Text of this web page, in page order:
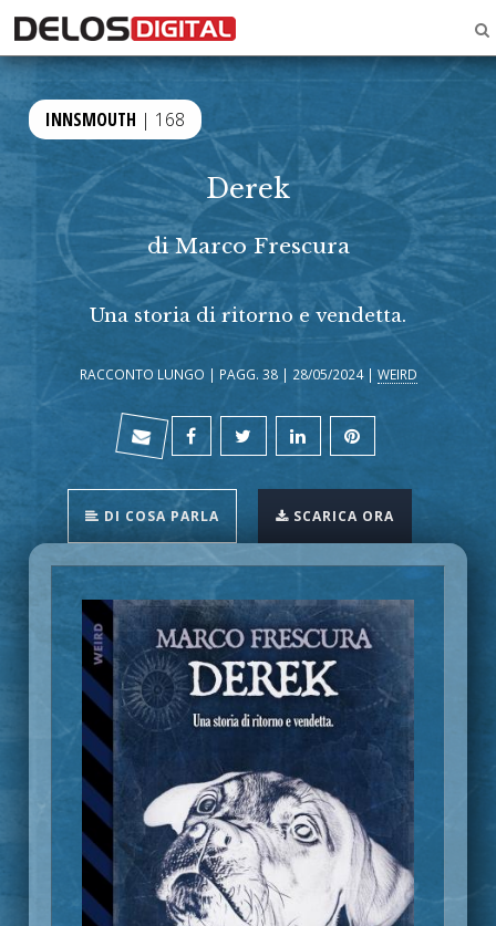
INNSMOUTH | 168
Derek
diMarco Frescura
Una storia di ritorno e vendetta.
RACCONTO LUNGO | PAGG. 38 | 28/05/2024 | WEIRD
DI COSA PARLA SCARICA ORA